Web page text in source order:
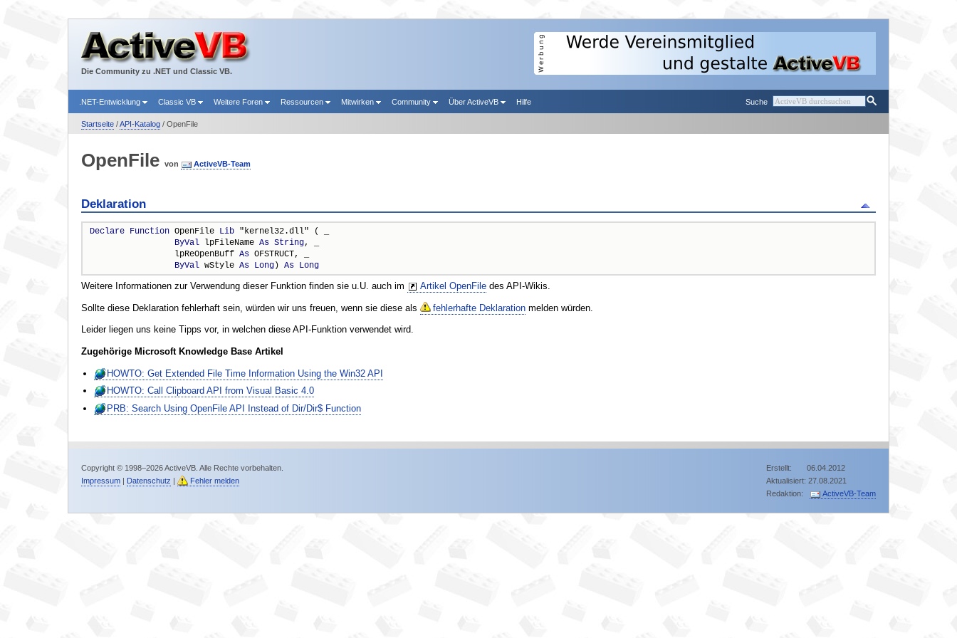
Die Community zu .NET und Classic VB.
Suche
.NET-Entwicklung Classic VB Weitere Foren Ressourcen Mitwirken Community Über ActiveVB Hilfe
Startseite/API-Katalog/ OpenFile
OpenFile von ActiveVB-Team
Deklaration
Declare Function OpenFile Lib "kernel32.dll" ( _
ByVal lpFileName As String, _
                 lpReOpenBuff
As OFSTRUCT, _
ByVal wStyle As Long) As Long
Weitere Informationen zur Verwendung dieser Funktion finden sie u.U. auch im Artikel OpenFiledes API-Wikis.
Sollte diese Deklaration fehlerhaft sein, würden wir uns freuen, wenn sie diese als fehlerhafte Deklarationmelden würden.
Leider liegen uns keine Tipps vor, in welchen diese API-Funktion verwendet wird.
Zugehörige Microsoft Knowledge Base Artikel
HOWTO: Get Extended File Time Information Using the Win32 API
HOWTO: Call Clipboard API from Visual Basic 4.0
PRB: Search Using OpenFile API Instead of Dir/Dir$ Function
Erstellt: 06.04.2012
Aktualisiert: 27.08.2021
Redaktion:
ActiveVB-Team
Copyright © 1998–2026 ActiveVB. Alle Rechte vorbehalten.
Impressum| Datenschutz | Fehler melden